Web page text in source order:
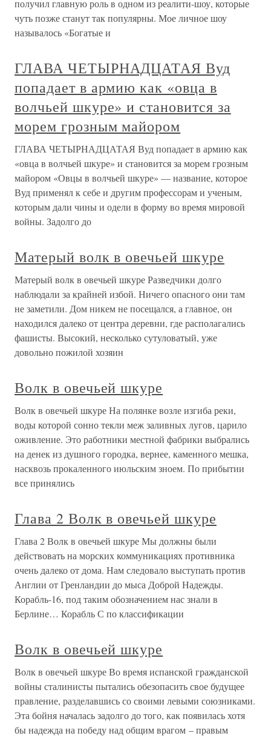
получил главную роль в одном из реалити-шоу, которые
чуть позже станут так популярны. Мое личное шоу
называлось «Богатые и
ГЛАВА ЧЕТЫРНАДЦАТАЯ Вуд
попадает в армию как «овца в
волчьей шкуре» и становится за
морем грозным майором
ГЛАВА ЧЕТЫРНАДЦАТАЯ Вуд попадает в армию как
«овца в волчьей шкуре» и становится за морем грозным
майором «Овцы в волчьей шкуре» — название, которое
Вуд применял к себе и другим профессорам и ученым,
которым дали чины и одели в форму во время мировой
войны. Задолго до
Матерый волк в овечьей шкуре
Матерый волк в овечьей шкуре Разведчики долго
наблюдали за крайней избой. Ничего опасного они там
не заметили. Дом никем не посещался, а главное, он
находился далеко от центра деревни, где располагались
фашисты. Высокий, несколько сутуловатый, уже
довольно пожилой хозяин
Волк в овечьей шкуре
Волк в овечьей шкуре На полянке возле изгиба реки,
воды которой сонно текли меж заливных лугов, царило
оживление. Это работники местной фабрики выбрались
на денек из душного городка, вернее, каменного мешка,
насквозь прокаленного июльским зноем. По прибытии
все принялись
Глава 2 Волк в овечьей шкуре
Глава 2 Волк в овечьей шкуре Мы должны были
действовать на морских коммуникациях противника
очень далеко от дома. Нам следовало выступать против
Англии от Гренландии до мыса Доброй Надежды.
Корабль-16, под таким обозначением нас знали в
Берлине… Корабль С по классификации
Волк в овечьей шкуре
Волк в овечьей шкуре Во время испанской гражданской
войны сталинисты пытались обезопасить свое будущее
правление, разделавшись со своими левыми союзниками.
Эта бойня началась задолго до того, как появилась хотя
бы надежда на победу над общим врагом – правым